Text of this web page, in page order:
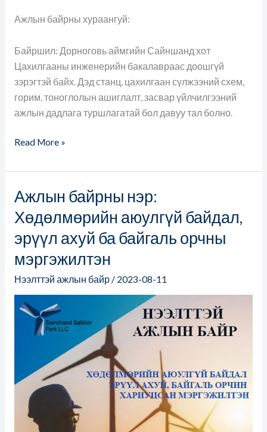
Ажлын байрны хураангуй:
Байршил: Дорноговь аймгийн Сайншанд хот
Цахилгааны инженерийн бакалавраас доошгүй
зэрэгтэй байх. Дэд станц, цахилгаан сүлжээний схем,
горим, тоноглолын ашиглалт, засвар үйлчилгээний
ажлын дадлага туршлагатай бол давуу тал болно.
Read More »
Ажлын байрны нэр:
Хөдөлмөрийн аюулгүй байдал,
эрүүл ахуй ба байгаль орчны
мэргэжилтэн
Нээлттэй ажлын байр/ 2023-08-11
Ажлын
нэр:
Хөдөлмөрийн
аюулгүй
байдал,
эрүүл
ахуй
байгаль
мэргэжилтэн